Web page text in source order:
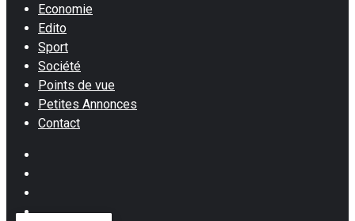
Economie
Edito
Sport
Société
Points de vue
Petites Annonces
Contact
Youtube